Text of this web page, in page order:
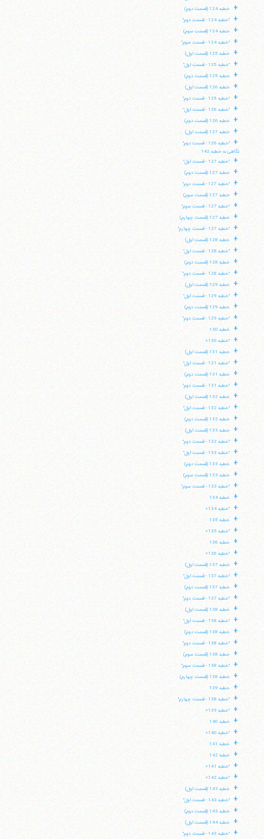
+ خطبه 124 (قسمت دوم)
+ "خطبه 124 - قسمت دوم"
+ خطبه 124 (قسمت سوم)
+ "خطبه 124 - قسمت سوم"
+ خطبه 125 (قسمت اول)
+ "خطبه 125 - قسمت اول"
+ خطبه 125 (قسمت دوم)
+ خطبه 126 (قسمت اول)
+ "خطبه 125 - قسمت دوم"
+ "خطبه 126 - قسمت اول"
+ خطبه 126 (قسمت دوم)
+ خطبه 127 (قسمت اول)
+
"خطبه 126 - قسمت دوم"
نگاهی به خطبه 142
+ "خطبه 127 - قسمت اول"
+ خطبه 127 (قسمت دوم)
+ "خطبه 127 - قسمت دوم"
+ خطبه 127 (قسمت سوم)
+ "خطبه 127 - قسمت سوم"
+ خطبه 127 (قسمت چهارم)
+ "خطبه 127 - قسمت چهارم"
+ خطبه 128 (قسمت اول)
+ "خطبه 128 - قسمت اول"
+ خطبه 128 (قسمت دوم)
+ "خطبه 128 - قسمت دوم"
+ خطبه 129 (قسمت اول)
+ "خطبه 129 - قسمت اول"
+ خطبه 129 (قسمت دوم)
+ "خطبه 129 - قسمت دوم"
+ خطبه 130
+ "خطبه 130»
+ خطبه 131 (قسمت اول)
+ "خطبه 131 - قسمت اول"
+ خطبه 131 (قسمت دوم)
+ "خطبه 131 - قسمت دوم"
+ خطبه 132 (قسمت اول)
+ "خطبه 132 - قسمت اول"
+ خطبه 132 (قسمت دوم)
+ خطبه 133 (قسمت اول)
+ "خطبه 132 - قسمت دوم"
+ "خطبه 133 - قسمت اول"
+ خطبه 133 (قسمت دوم)
+ خطبه 133 (قسمت سوم)
+ "خطبه 133 - قسمت سوم"
+ خطبه 134
+ "خطبه 134»
+ خطبه 135
+ "خطبه 135»
+ خطبه 136
+ "خطبه 136»
+ خطبه 137 (قسمت اول)
+ "خطبه 137 - قسمت اول"
+ خطبه 137 (قسمت دوم)
+ "خطبه 137 - قسمت دوم"
+ خطبه 138 (قسمت اول)
+ "خطبه 138 - قسمت اول"
+ خطبه 138 (قسمت دوم)
+ "خطبه 138 - قسمت دوم"
+ خطبه 138 (قسمت سوم)
+ "خطبه 138 - قسمت سوم"
+ خطبه 138 (قسمت چهارم)
+ خطبه 139
+ "خطبه 138 - قسمت چهارم"
+ "خطبه 139»
+ خطبه 140
+ "خطبه 140»
+ خطبه 141
+ خطبه 142
+ "خطبه 141»
+ "خطبه 142»
+ خطبه 143 (قسمت اول)
+ "خطبه 143 - قسمت اول"
+ خطبه 143 (قسمت دوم)
+ خطبه 144 (قسمت اول)
+ "خطبه 143 - قسمت دوم"